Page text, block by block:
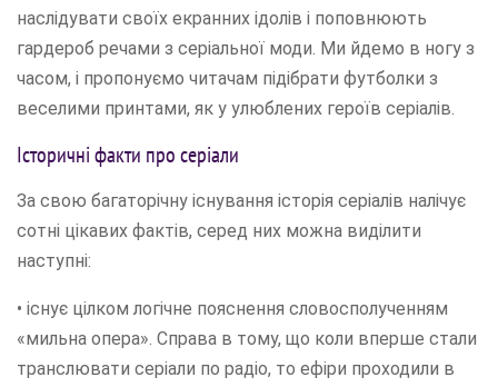
наслідувати своїх екранних ідолів і поповнюють
гардероб речами з серіальної моди. Ми йдемо в ногу з
часом, і пропонуємо читачам підібрати футболки з
веселими принтами, як у улюблених героїв серіалів.
Історичні факти про серіали
За свою багаторічну існування історія серіалів налічує
сотні цікавих фактів, серед них можна виділити
наступні:
• існує цілком логічне пояснення словосполученням
«мильна опера». Справа в тому, що коли вперше стали
транслювати серіали по радіо, то ефіри проходили в